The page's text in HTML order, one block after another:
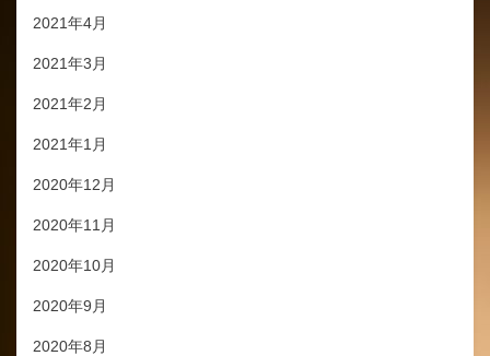
2021年4月
2021年3月
2021年2月
2021年1月
2020年12月
2020年11月
2020年10月
2020年9月
2020年8月